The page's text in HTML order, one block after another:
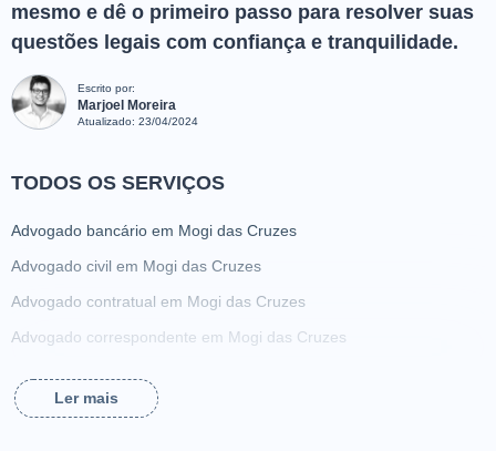
mesmo e dê o primeiro passo para resolver suas
questões legais com confiança e tranquilidade.
Escrito por:
Marjoel Moreira
Atualizado: 23/04/2024
TODOS OS SERVIÇOS
Advogado bancário em Mogi das Cruzes
Advogado civil em Mogi das Cruzes
Advogado contratual em Mogi das Cruzes
Advogado correspondente em Mogi das Cruzes
Advogado da família em Mogi das Cruzes
Ler mais